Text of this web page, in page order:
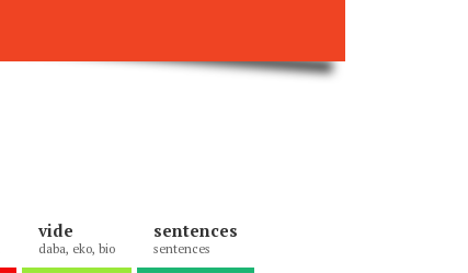
vide
daba, eko, bio
sentences
sentences